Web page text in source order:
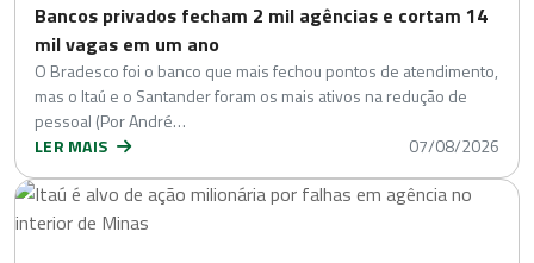
Bancos privados fecham 2 mil agências e cortam 14
mil vagas em um ano
O Bradesco foi o banco que mais fechou pontos de atendimento,
mas o Itaú e o Santander foram os mais ativos na redução de
pessoal (Por André…
LER MAIS
07/08/2026